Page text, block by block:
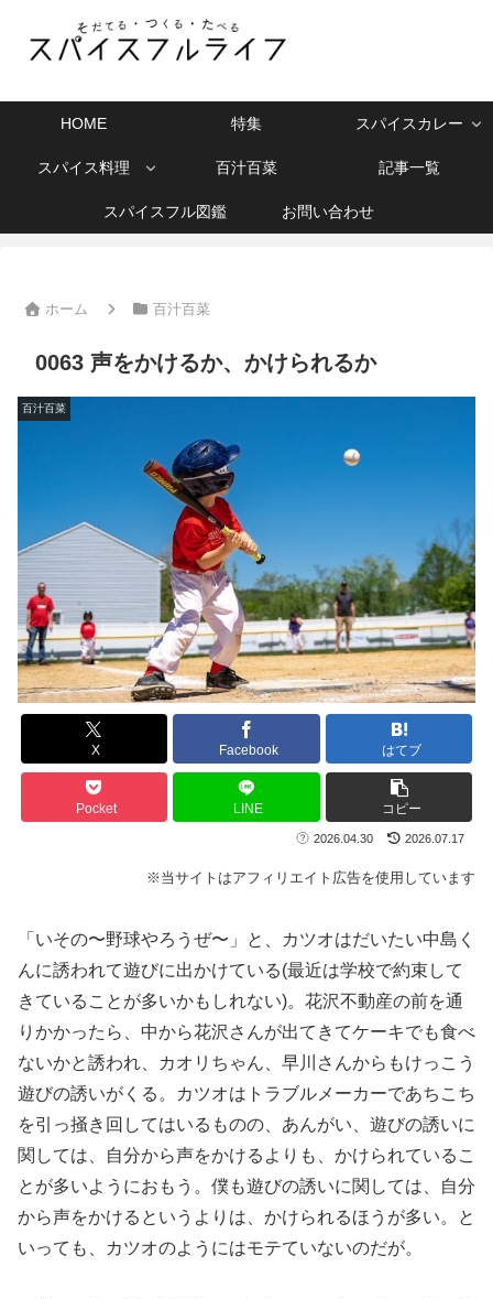
HOME 特集 スパイスカレー
スパイス料理 百汁百菜 記事一覧
スパイスフル図鑑 お問い合わせ
ホーム 百汁百菜
0063 声をかけるか、かけられるか
百汁百菜
X Facebook はてブ
Pocket LINE コピー
2026.04.30 2026.07.17
※当サイトはアフィリエイト広告を使用しています
「いその〜野球やろうぜ〜」と、カツオはだいたい中島く
んに誘われて遊びに出かけている(最近は学校で約束して
きていることが多いかもしれない)。花沢不動産の前を通
りかかったら、中から花沢さんが出てきてケーキでも食べ
ないかと誘われ、カオリちゃん、早川さんからもけっこう
遊びの誘いがくる。カツオはトラブルメーカーであちこち
を引っ掻き回してはいるものの、あんがい、遊びの誘いに
関しては、自分から声をかけるよりも、かけられているこ
とが多いようにおもう。僕も遊びの誘いに関しては、自分
から声をかけるというよりは、かけられるほうが多い。と
いっても、カツオのようにはモテていないのだが。